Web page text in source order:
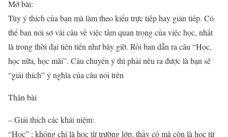
Mở bài:
Tùy ý thích của bạn mà làm theo kiểu trực tiếp hay gián tiếp. Có
thể ban nói sơ vài câu về việc tầm quan trọng của việc học, nhất
là trong thời đại tiên tiến như bây giờ. Rồi ban dẫn ra câu “Học,
học nữa, học mãi”. Câu chuyển ý thì phải nêu ra được là bạn sẽ
“giải thích” ý nghĩa của câu nói trên
Thân bài
– Giải thích các khái niệm:
“Học” : không chỉ là học từ trường lớp, thầy cô mà còn là học từ